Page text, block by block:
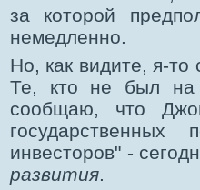
за которой
немедленно.
Но, как видите, я-
Те, кто не был на
сообщаю, что
государственных
инвесторов" -
развития